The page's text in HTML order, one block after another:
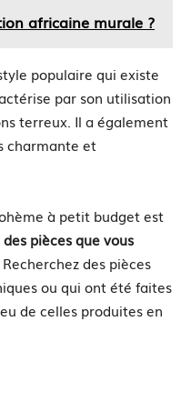
africaine murale ?
populaire qui existe
par son utilisation
terreux. Il a également
charmante et
à petit budget est
pièces que vous
des pièces
ou qui ont été faites
de celles produites en